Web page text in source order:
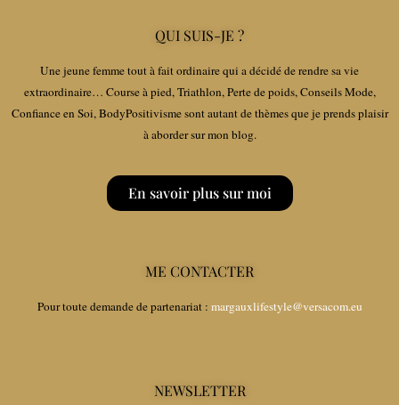
QUI SUIS-JE ?
Une jeune femme tout à fait ordinaire qui a décidé de rendre sa vie
extraordinaire… Course à pied, Triathlon, Perte de poids, Conseils Mode,
Confiance en Soi, BodyPositivisme sont autant de thèmes que je prends plaisir
à aborder sur mon blog.
En savoir plus sur moi
ME CONTACTER
Pour toute demande de partenariat : margauxlifestyle@versacom.eu
NEWSLETTER